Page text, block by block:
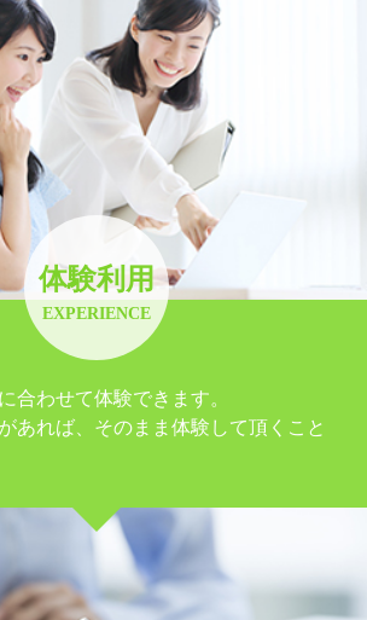
体験利用
EXPERIENCE
合わせて体験できます。
あれば、そのまま体験して頂くこと